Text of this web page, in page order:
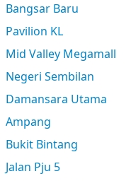
Bangsar Baru
Pavilion KL
Mid Valley Megamall
Negeri Sembilan
Damansara Utama
Ampang
Bukit Bintang
Jalan Pju 5